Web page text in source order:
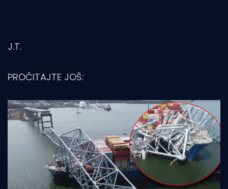
J.T.
PROČITAJTE JOŠ: